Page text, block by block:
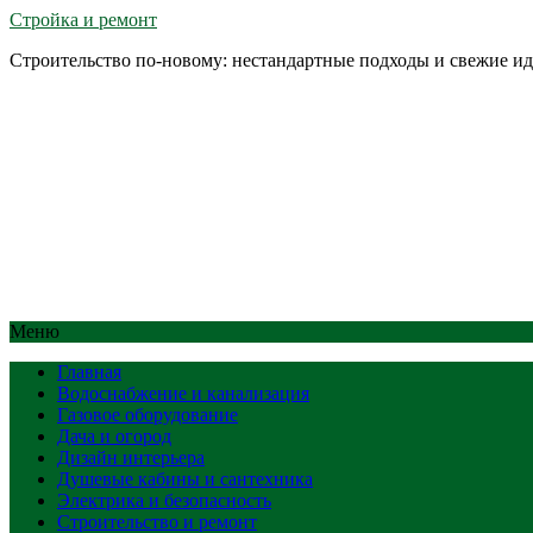
Стройка и ремонт
Строительство по-новому: нестандартные подходы и свежие
Меню
Главная
Водоснабжение и канализация
Газовое оборудование
Дача и огород
Дизайн интерьера
Душевые кабины и сантехника
Электрика и безопасность
Строительство и ремонт